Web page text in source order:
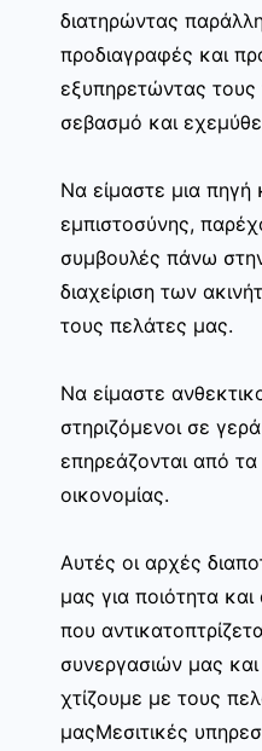
διατηρώντας
προδιαγραφές και
εξυπηρετώντας
σεβασμό και
Να είμαστε μια πηγή
εμπιστοσύνης,
συμβουλές πάνω
διαχείριση των
τους πελάτες μας.
Να είμαστε
στηριζόμενοι σε
επηρεάζονται από
οικονομίας.
Αυτές οι αρχές
μας για ποιότητα και
που
συνεργασιών μας
χτίζουμε με τους
μαςΜεσιτικές